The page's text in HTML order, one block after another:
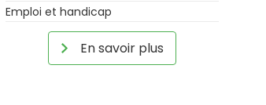
Emploi et handicap
En savoir plus